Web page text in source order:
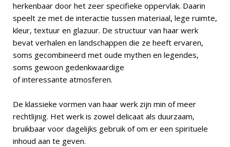
herkenbaar door het zeer specifieke oppervlak. Daarin
speelt ze met de interactie tussen materiaal, lege ruimte,
kleur, textuur en glazuur. De structuur van haar werk
bevat verhalen en landschappen die ze heeft ervaren,
soms gecombineerd met oude mythen en legendes,
soms gewoon gedenkwaardige
of interessante atmosferen.
De klassieke vormen van haar werk zijn min of meer
rechtlijnig. Het werk is zowel delicaat als duurzaam,
bruikbaar voor dagelijks gebruik of om er een spirituele
inhoud aan te geven.